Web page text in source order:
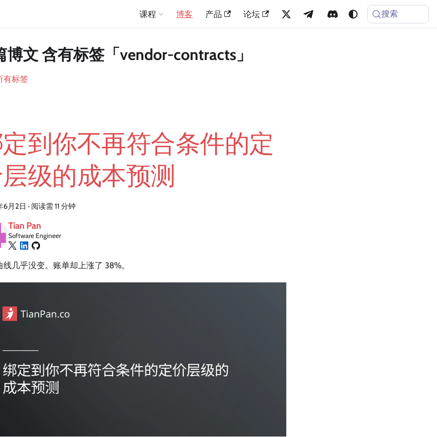
课程 博客 产品 论坛 搜索
博文 含有标签「vendor-contracts」
有标签
到你不再符合条件的定
级的成本预测
6月2日 · 阅读需 11 分钟
Tian Pan
Software Engineer
线几乎没变。账单却上涨了 38%。